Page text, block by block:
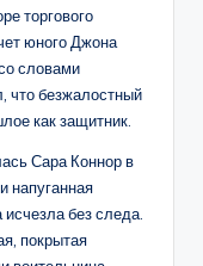
торгового
юного Джона
словами
что безжалостный
как защитник.
Сара Коннор в
напуганная
без следа.
покрытая